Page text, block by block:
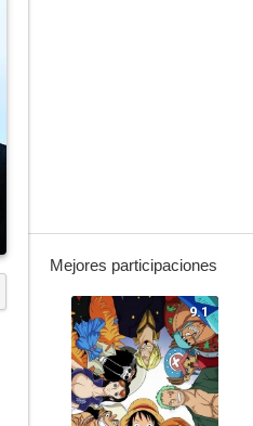
Mejores participaciones
9.1